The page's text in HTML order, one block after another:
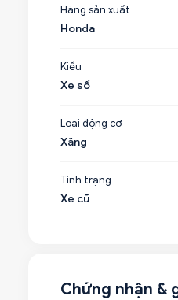
Hãng sản xuất
Honda
Kiểu
Xe số
Loại động cơ
Xăng
Tình trạng
Xe cũ
Chứng nhận &